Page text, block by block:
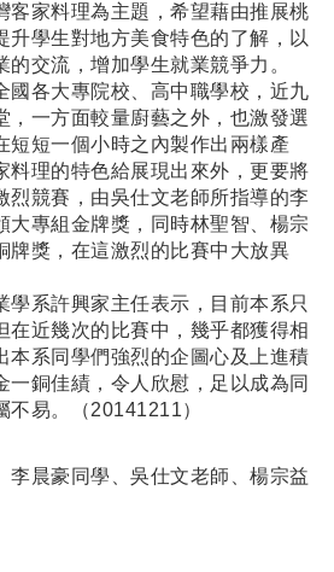
客家料理為主題，希望藉由推展桃
升學生對地方美食特色的了解，以
的交流，增加學生就業競爭力。
各大專院校、高中職學校，近九
，一方面較量廚藝之外，也激發選
短短一個小時之內製作出兩樣產
料理的特色給展現出來外，更要將
烈競賽，由吳仕文老師所指導的李
大專組金牌獎，同時林聖智、楊宗
牌獎，在這激烈的比賽中大放異
系許興家主任表示，目前本系只
在近幾次的比賽中，幾乎都獲得相
本系同學們強烈的企圖心及上進積
一銅佳績，令人欣慰，足以成為同
易。（20141211）
李晨豪同學、吳仕文老師、楊宗益